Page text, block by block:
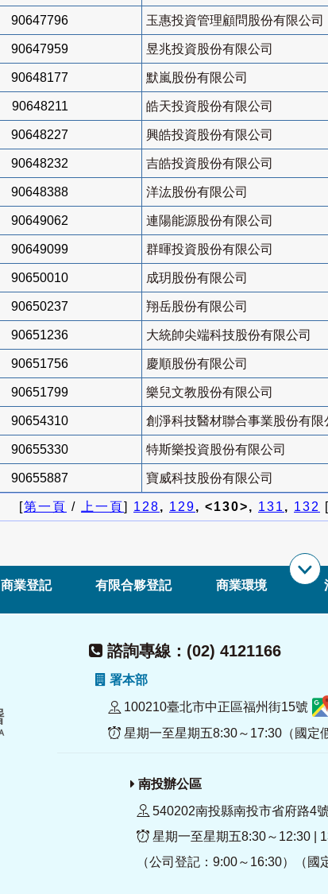
90647796 玉惠投資管理顧問股份有限公司
90647959 昱兆投資股份有限公司
90648177 默嵐股份有限公司
90648211 皓天投資股份有限公司
90648227 興皓投資股份有限公司
90648232 吉皓投資股份有限公司
90648388 洋汯股份有限公司
90649062 連陽能源股份有限公司
90649099 群暉投資股份有限公司
90650010 成玥股份有限公司
90650237 翔岳股份有限公司
90651236 大統帥尖端科技股份有限公司
90651756 慶順股份有限公司
90651799 樂兒文教股份有限公司
90654310 創淨科技醫材聯合事業股份有限
90655330 特斯樂投資股份有限公司
90655887 寶威科技股份有限公司
[第一頁 / 上一頁] 128, 129, <130>, 131, 132 [
商業登記 有限合夥登記 商業環境
諮詢專線：(02) 4121166
署本部
100210臺北市中正區福州街15號
星期一至星期五8:30～17:30（國定
南投辦公區
540202南投縣南投市省府路4號
星期一至星期五8:30～12:30 |
（公司登記：9:00～16:30）（國